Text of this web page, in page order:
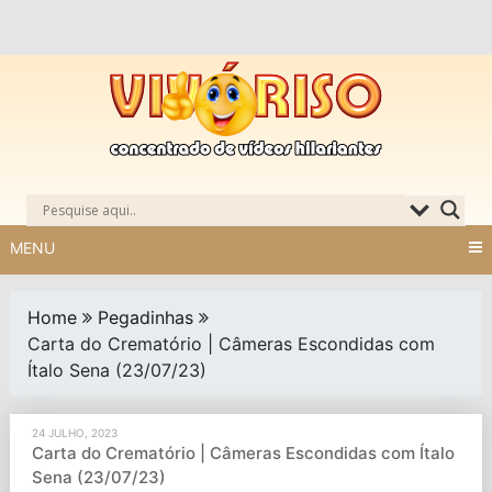
MENU
Home
Pegadinhas
Carta do Crematório | Câmeras Escondidas com
Ítalo Sena (23/07/23)
24 JULHO, 2023
Carta do Crematório | Câmeras Escondidas com Ítalo
Sena (23/07/23)